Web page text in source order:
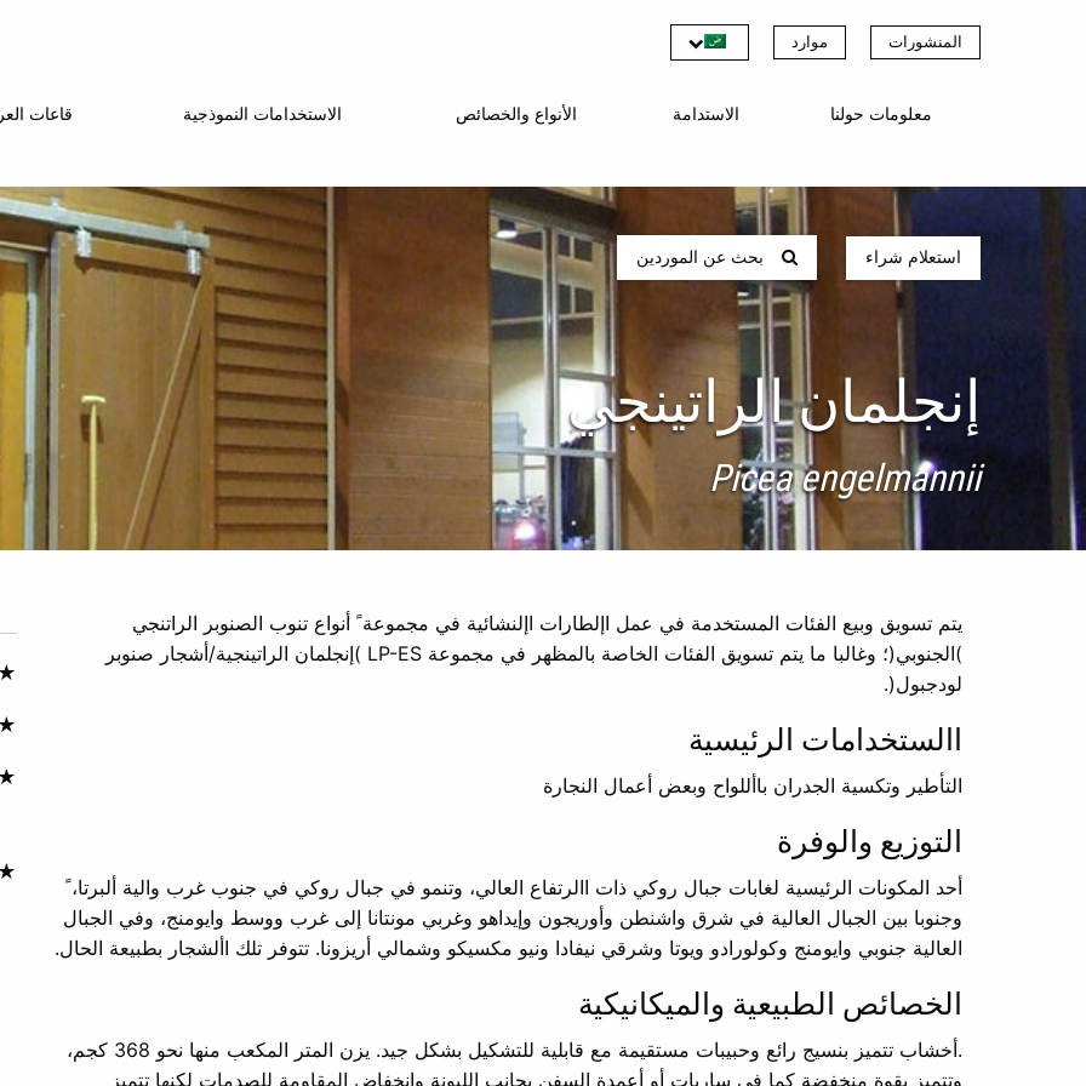
المنشورات موارد
معلومات حولنا الاستدامة الأنواع والخصائص الاستخدامات النموذجية قاعات
استعلام شراء بحث عن الموردين
إنجلمان الراتينجي
Picea engelmannii
يتم تسويق وبيع الفئات المستخدمة في عمل اإلطارات اإلنشائية في مجموعة ً أنواع تنوب الصنوبر الراتنجي
)الجنوبي(؛ وغالبا ما يتم تسويق الفئات الخاصة بالمظهر في مجموعة LP-ES )إنجلمان الراتينجية/أشجار صنوبر
لودجبول(.
االستخدامات الرئيسية
التأطير وتكسية الجدران باأللواح وبعض أعمال النجارة
التوزيع والوفرة
أحد المكونات الرئيسية لغابات جبال روكي ذات االرتفاع العالي، وتنمو في جبال روكي في جنوب غرب والية ألبرتا، ً
وجنوبا بين الجبال العالية في شرق واشنطن وأوريجون وإيداهو وغربي مونتانا إلى غرب ووسط وايومنج، وفي الجبال
العالية جنوبي وايومنج وكولورادو ويوتا وشرقي نيفادا ونيو مكسيكو وشمالي أريزونا. تتوفر تلك األشجار بطبيعة الحال.
الخصائص الطبيعية والميكانيكية
.أخشاب تتميز بنسيج رائع وحبيبات مستقيمة مع قابلية للتشكيل بشكل جيد. يزن المتر المكعب منها نحو 368 كجم،
وتتميز بقوة منخفضة كما في ساريات أو أعمدة السفن بجانب الليونة وانخفاض المقاومة للصدمات لكنها تتميز